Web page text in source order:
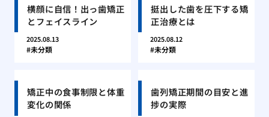
横顔に自信！出っ歯矯正
とフェイスライン
2025.08.13
未分類
挺出した歯を圧下する矯
正治療とは
2025.08.12
未分類
矯正中の食事制限と体重
変化の関係
歯列矯正期間の目安と進
捗の実際